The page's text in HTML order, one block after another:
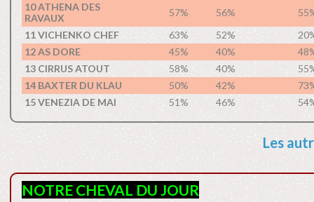
10 ATHENA DES
RAVAUX
57% 56%
11 VICHENKO CHEF
63% 52%
12 AS DORE
45% 40%
13 CIRRUS ATOUT
58% 40%
14 BAXTER DU KLAU
50% 42%
15 VENEZIA DE MAI
51% 46%
Les
NOTRE CHEVAL DU JOUR